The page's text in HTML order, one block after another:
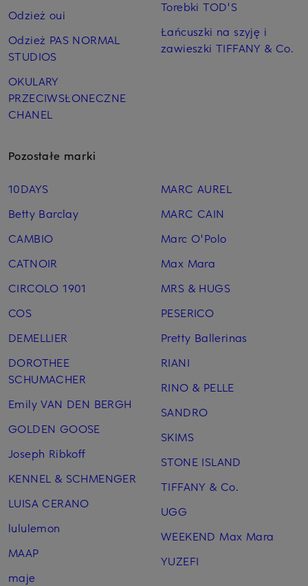
Odzież oui
Odzież PAS NORMAL
STUDIOS
OKULARY
PRZECIWSŁONECZNE
CHANEL
Torebki TOD'S
Łańcuszki na szyję i
zawieszki TIFFANY & Co.
Pozostałe marki
10DAYS
Betty Barclay
CAMBIO
CATNOIR
CIRCOLO 1901
COS
DEMELLIER
DOROTHEE
SCHUMACHER
Emily VAN DEN BERGH
GOLDEN GOOSE
Joseph Ribkoff
KENNEL & SCHMENGER
LUISA CERANO
lululemon
MAAP
maje
MARC AUREL
MARC CAIN
Marc O'Polo
Max Mara
MRS & HUGS
PESERICO
Pretty Ballerinas
RIANI
RINO & PELLE
SANDRO
SKIMS
STONE ISLAND
TIFFANY & Co.
UGG
WEEKEND Max Mara
YUZEFI